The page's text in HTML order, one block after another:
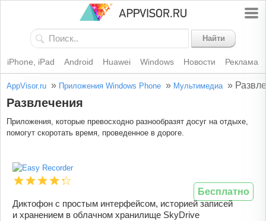
Найти
iPhone, iPad Android Huawei Windows Новости Реклама
AppVisor.ru » Приложения Windows Phone » Мультимедиа »
Развлечения
Приложения, которые превосходно разнообразят досуг на отдыхе,
помогут скоротать время, проведенное в дороге.
Диктофон с простым интерфейсом, историей записей
и хранением в облачном хранилище SkyDrive
Бесплатно